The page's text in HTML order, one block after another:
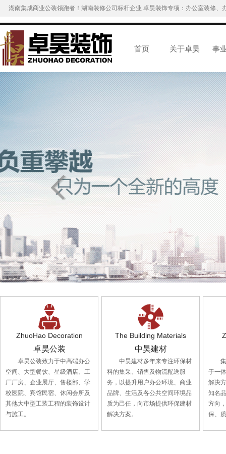
湖南集成商业公装领跑者！湖南装修公司标杆企业 卓昊装饰专项：办公室装修
首页 关于卓昊 事
ZhuoHao Decoration
卓昊公装
卓昊公装致力于中高端办公
空间、大型餐饮、星级酒店、工
厂厂房、企业展厅、售楼部、学
校医院、宾馆民宿、休闲会所及
其他大中型工装工程的装饰设计
与施工。
The Building Materials
中昊建材
中昊建材多年来专注环保材
料的集采、销售及物流配送服
务，以提升用户办公环境、商业
品牌、生活及各公共空间环境品
质为己任，向市场提供环保建材
解决方案。
于一
解决
知名
方向
保、